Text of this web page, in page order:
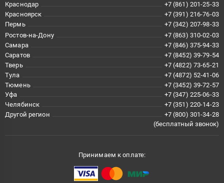
Краснодар
+7 (861) 201-25-33
Красноярск
+7 (391) 216-76-03
Пермь
+7 (342) 207-98-33
Ростов-на-Дону
+7 (863) 310-02-03
Самара
+7 (846) 375-94-33
Саратов
+7 (8452) 39-79-54
Тверь
+7 (4822) 73-65-21
Тула
+7 (4872) 52-41-06
Тюмень
+7 (3452) 39-72-57
Уфа
+7 (347) 225-06-33
Челябинск
+7 (351) 220-14-23
Другой регион
+7 (800) 301-34-28
(бесплатный звонок)
Принимаем к оплате: